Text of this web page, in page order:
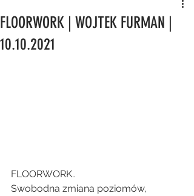
FLOORWORK | WOJTEK FURMAN |
10.10.2021
FLOORWORK..
Swobodna zmiana poziomów,